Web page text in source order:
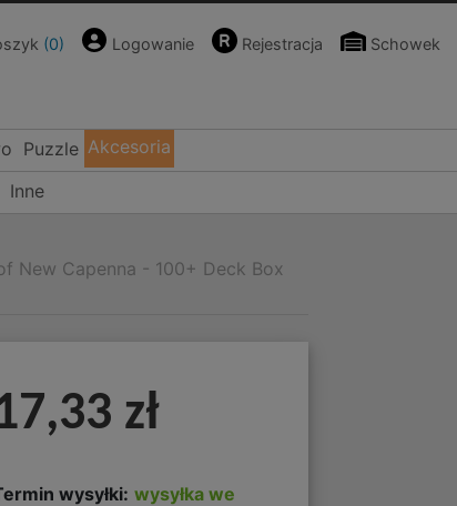
(0) Logowanie Rejestracja Schowek
Puzzle Akcesoria
Inne
New Capenna - 100+ Deck Box
zł
wysyłki: wysyłka we